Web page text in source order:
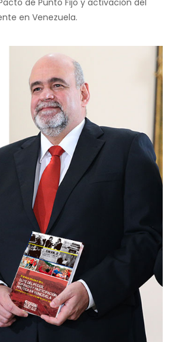
de Punto Fijo y activación del
en Venezuela.